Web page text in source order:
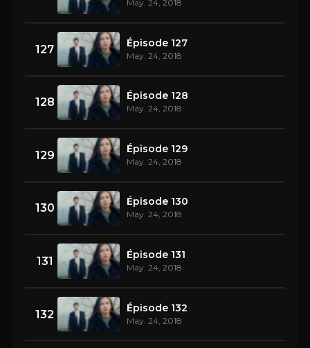
May. 24, 2018
127 Épisode 127
May. 24, 2018
128 Épisode 128
May. 24, 2018
129 Épisode 129
May. 24, 2018
130 Épisode 130
May. 24, 2018
131 Épisode 131
May. 24, 2018
132 Épisode 132
May. 24, 2018